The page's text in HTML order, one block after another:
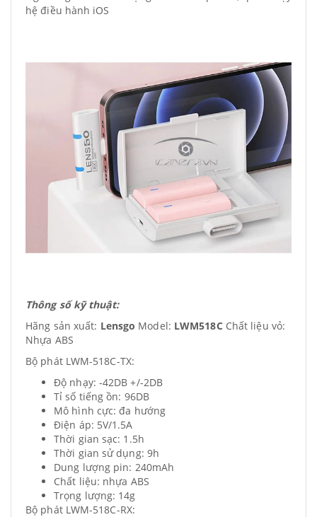
hệ điều hành iOS
Thông số kỹ thuật:
Hãng sản xuất: Lensgo Model: LWM518C Chất liệu vỏ:
Nhựa ABS
Bộ phát LWM-518C-TX:
Độ nhạy: -42DB +/-2DB
Tỉ số tiếng ồn: 96DB
Mô hình cực: đa hướng
Điện áp: 5V/1.5A
Thời gian sạc: 1.5h
Thời gian sử dụng: 9h
Dung lượng pin: 240mAh
Chất liệu: nhựa ABS
Trọng lượng: 14g
Bộ phát LWM-518C-RX: